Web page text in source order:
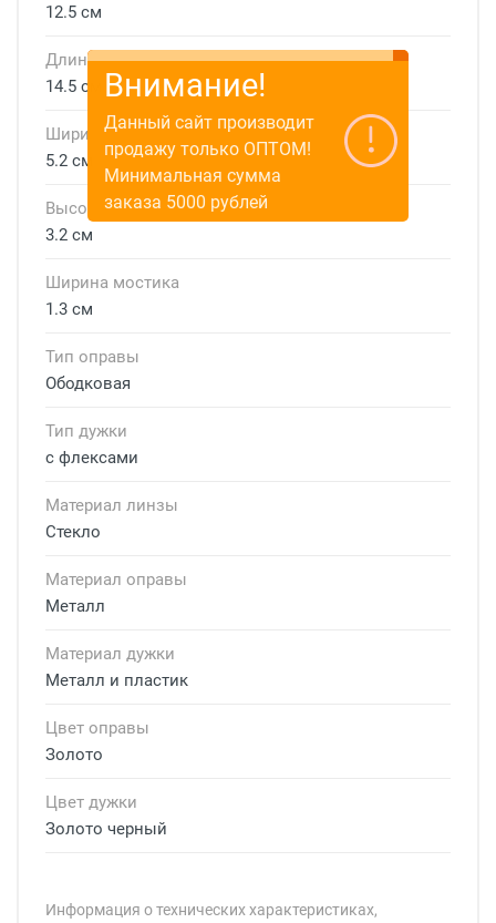
12.5 см
Длина дужки
14.5 см
Ширина линзы
5.2 см
Высота линзы
3.2 см
Ширина мостика
1.3 см
Тип оправы
Ободковая
Тип дужки
с флексами
Материал линзы
Стекло
Материал оправы
Металл
Материал дужки
Металл и пластик
Цвет оправы
Золото
Цвет дужки
Золото черный
Информация о технических характеристиках,
Внимание!
Данный сайт производит
продажу только ОПТОМ!
Минимальная сумма
заказа 5000 рублей